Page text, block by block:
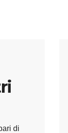
di